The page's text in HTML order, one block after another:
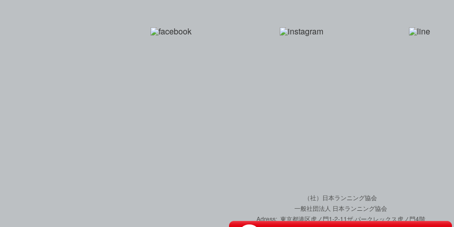
（社）日本ランニング協会
一般社団法人 日本ランニング協会
Adress: 東京都港区虎ノ門1-2-11ザ·パークレックス虎ノ門4階